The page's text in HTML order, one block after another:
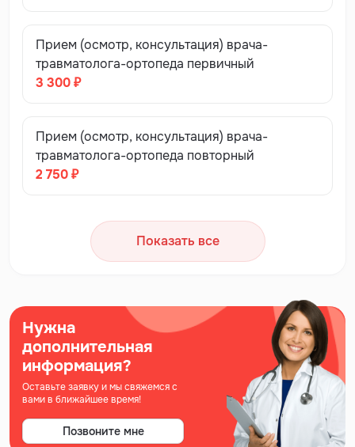
Прием (осмотр, консультация) врача-
травматолога-ортопеда первичный
3 300 ₽
Прием (осмотр, консультация) врача-
травматолога-ортопеда повторный
2 750 ₽
Показать все
Нужна
дополнительная
информация?
Оставьте заявку и мы свяжемся с
вами в ближайшее время!
Позвоните мне